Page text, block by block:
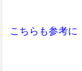
こちらも参考に